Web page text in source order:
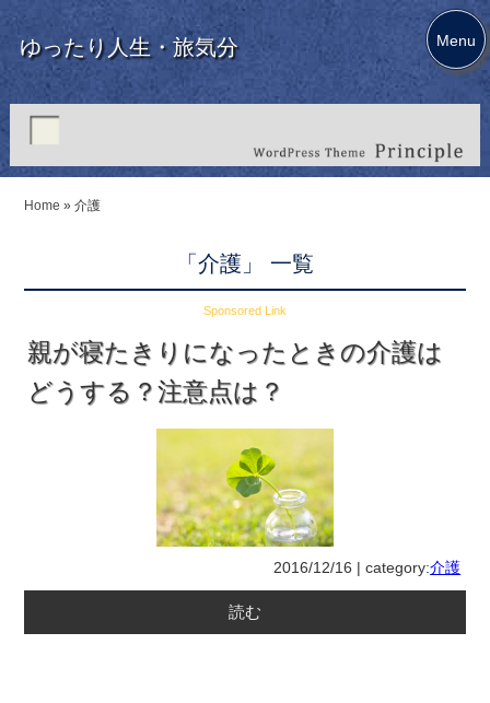
ゆったり人生・旅気分
Home » 介護
「介護」 一覧
Sponsored Link
親が寝たきりになったときの介護は
どうする？注意点は？
2016/12/16 | category:介護
読む
Menu